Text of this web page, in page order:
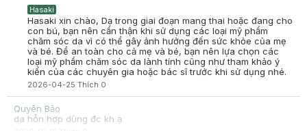
Hasaki
Hasaki xin chào, Dạ trong giai đoạn mang thai hoặc đang cho
con bú, bạn nên cẩn thận khi sử dụng các loại mỹ phẩm
chăm sóc da vì có thể gây ảnh hưởng đến sức khỏe của mẹ
và bé. Để an toàn cho cả mẹ và bé, bạn nên lựa chọn các
loại mỹ phẩm chăm sóc da lành tính cũng như tham khảo ý
kiến của các chuyên gia hoặc bác sĩ trước khi sử dụng nhé.
2026-04-25 Thích 0
Quyên Bảo
da hỗn hợp dùng đc kh ạ